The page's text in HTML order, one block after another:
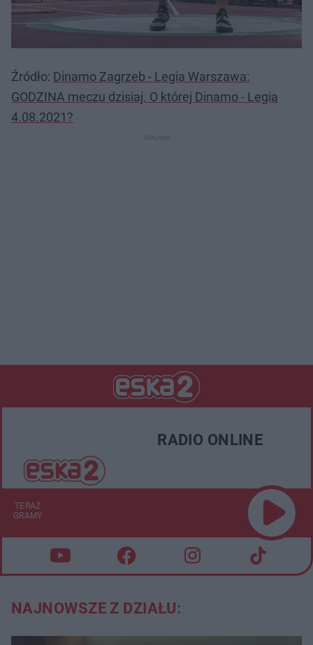
Źródło: Dinamo Zagrzeb - Legia Warszawa:
GODZINA meczu dzisiaj. O której Dinamo - Legia
4.08.2021?
RADIO ONLINE
TERAZ
GRAMY
NAJNOWSZE Z DZIAŁU: